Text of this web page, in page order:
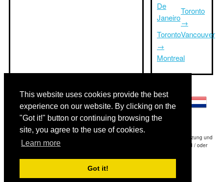
This website uses cookies provide the best
experience on our website. By clicking on the
"Got it!" button or continuing browsing the
site, you agree to the use of cookies.
Learn more
Got it!
De
Janeiro
Toronto
→
Montreal
Toronto
→
Vancouver
Haftungsausschluss: Die Informationen auf dieser Website ist unsere beste Schätzung und
für nur Ihre Referenz.Triptimeto.com haftet nicht für jede Reise Verzögerung und / oder